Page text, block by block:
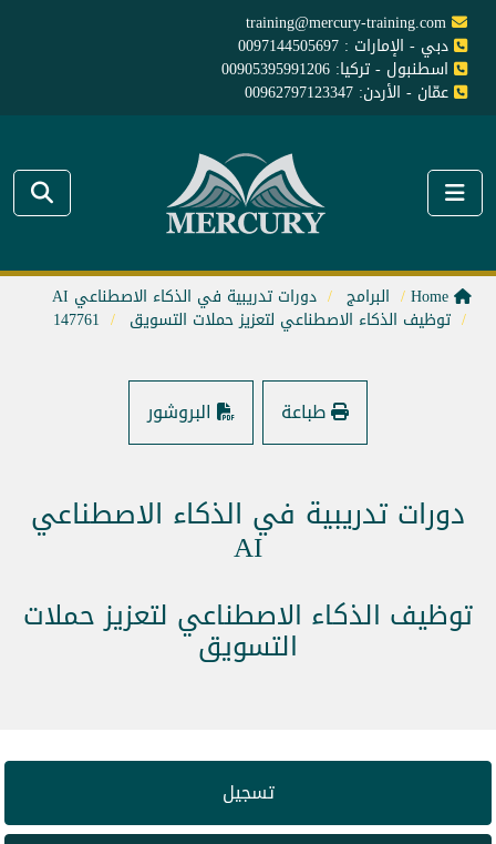
training@mercury-training.com
دبي - الإمارات : 0097144505697
اسطنبول - تركيا: 00905395991206
عمّان - الأردن: 00962797123347
البرامج دورات تدريبية في الذكاء الاصطناعي AI
توظيف الذكاء الاصطناعي لتعزيز حملات التسويق 147761
طباعة البروشور
دورات تدريبية في الذكاء الاصطناعي
AI
توظيف الذكاء الاصطناعي لتعزيز حملات
التسويق
تسجيل